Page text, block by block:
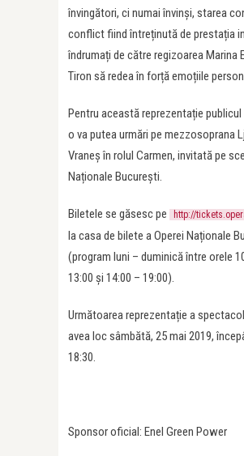
învingători, ci numai învinși, starea
conflict fiind întreținută de prestația
îndrumați de către regizoarea Marina
Tiron să redea în forță emoțiile
Pentru această reprezentație
o va putea urmări pe mezzosoprana
Vraneș în rolul Carmen, invitată pe
Naționale București.
Biletele se găsesc pe http://
la casa de bilete a Operei Naționale
(program luni – duminică între orele
13:00 și 14:00 – 19:00).
Următoarea reprezentație a
avea loc sâmbătă, 25 mai 2019,
18:30.
Sponsor oficial: Enel Green Power